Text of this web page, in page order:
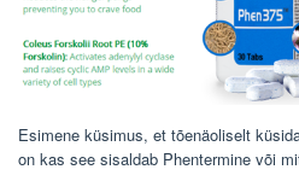
Esimene küsimus, et tõenäoliselt
on kas see sisaldab Phentermine või